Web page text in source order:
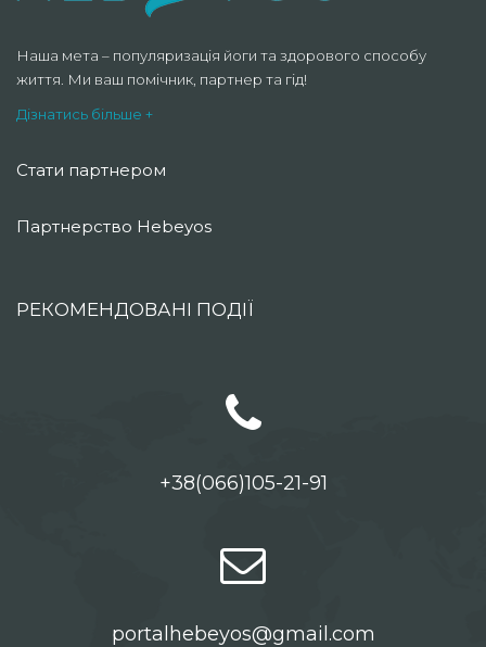
Наша мета – популяризація йоги та здорового способу
життя. Ми ваш помічник, партнер та гід!
Дізнатись більше +
Стати партнером
Партнерство Hebeyos
РЕКОМЕНДОВАНІ ПОДІЇ
+38(066)105-21-91
portalhebeyos@gmail.com